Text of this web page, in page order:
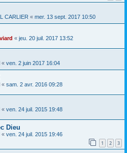
CARLIER « mer. 13 sept. 2017 10:50
« jeu. 20 juil. 2017 13:52
« ven. 2 juin 2017 16:04
« sam. 2 avr. 2016 09:28
« ven. 24 juil. 2015 19:48
Dieu
« ven. 24 juil. 2015 19:46
1 2 3